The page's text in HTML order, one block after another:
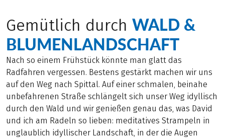
Gemütlich durch WALD &
BLUMENLANDSCHAFT
Nach so einem Frühstück könnte man glatt das
Radfahren vergessen. Bestens gestärkt machen wir uns
auf den Weg nach Spittal. Auf einer schmalen, beinahe
unbefahrenen Straße schlängelt sich unser Weg idyllisch
durch den Wald und wir genießen genau das, was David
und ich am Radeln so lieben: meditatives Strampeln in
unglaublich idyllischer Landschaft, in der die Augen